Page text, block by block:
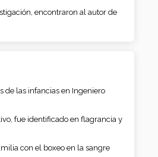
encontraron al autor de
de las infancias en Ingeniero
fue identificado en flagrancia y
con el boxeo en la sangre